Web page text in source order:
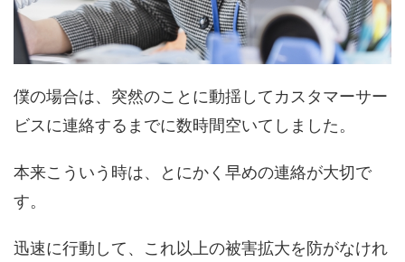
僕の場合は、突然のことに動揺してカスタマーサー
ビスに連絡するまでに数時間空いてしました。
本来こういう時は、とにかく早めの連絡が大切で
す。
迅速に行動して、これ以上の被害拡大を防がなけれ